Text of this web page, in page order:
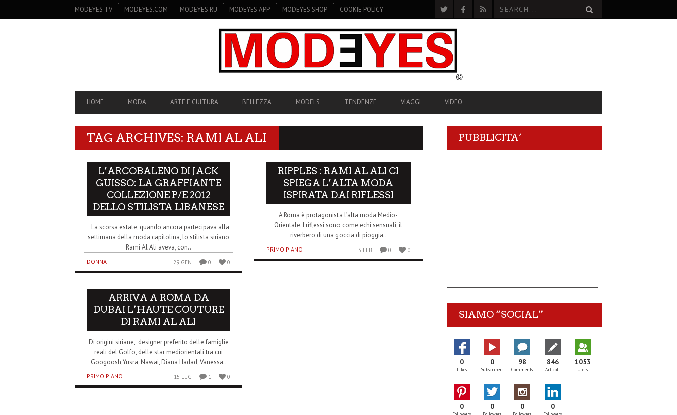
SECONDARY
NAVIGATION
MODEYES TV MODEYES.COM MODEYES.RU MODEYES APP MODEYES SHOP COOKIE POLICY
PRIMARY
NAVIGATION
HOME MODA ARTE E CULTURA BELLEZZA MODELS TENDENZE VIAGGI VIDEO
TAG ARCHIVES: RAMI AL ALI
L’ARCOBALENO DI JACK
GUISSO: LA GRAFFIANTE
COLLEZIONE P/E 2012
DELLO STILISTA LIBANESE
La scorsa estate, quando ancora partecipava alla
settimana della moda capitolina, lo stilista siriano
Rami Al Ali aveva, con..
DONNA 29 GEN 0 0
ARRIVA A ROMA DA
DUBAI L’HAUTE COUTURE
DI RAMI AL ALI
Di origini siriane, designer preferito delle famiglie
reali del Golfo, delle star mediorientali tra cui
Googoosh,Yusra, Nawai, Diana Hadad, Vanessa..
PRIMO PIANO 15 LUG 1 0
RIPPLES : RAMI AL ALI CI
SPIEGA L’ALTA MODA
ISPIRATA DAI RIFLESSI
A Roma è protagonista l’alta moda Medio-
Orientale. I riflessi sono come echi sensuali, il
riverbero di una goccia di pioggia..
PRIMO PIANO 3 FEB 0 0
PUBBLICITA’
SIAMO “SOCIAL”
0
Likes
0
Subscribers
98
Comments
846
Articoli
1053
Users
0 0 0 0